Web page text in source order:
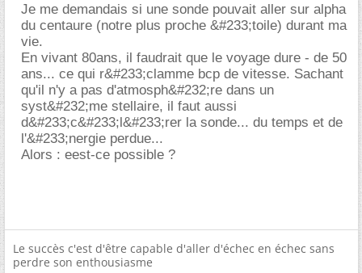
Je me demandais si une sonde pouvait aller sur alpha
du centaure (notre plus proche &#233;toile) durant ma
vie.
En vivant 80ans, il faudrait que le voyage dure - de 50
ans... ce qui r&#233;clamme bcp de vitesse. Sachant
qu'il n'y a pas d'atmosph&#232;re dans un
syst&#232;me stellaire, il faut aussi
d&#233;c&#233;l&#233;rer la sonde... du temps et de
l'&#233;nergie perdue...
Alors : eest-ce possible ?
Le succès c'est d'être capable d'aller d'échec en échec sans
perdre son enthousiasme